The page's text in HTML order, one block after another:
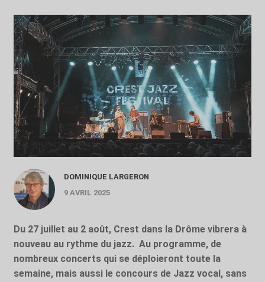
DOMINIQUE LARGERON
9 AVRIL 2025
Du 27 juillet au 2 août, Crest dans la Drôme vibrera à
nouveau au rythme du jazz. Au programme, de
nombreux concerts qui se déploieront toute la
semaine, mais aussi le concours de Jazz vocal, sans